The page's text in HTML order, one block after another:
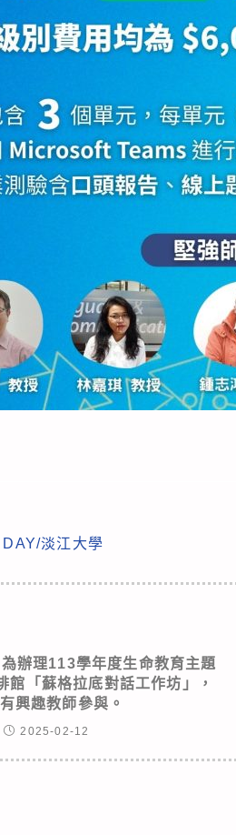
淡江大學
辦理113學年度生命教育主題
館「蘇格拉底對話工作坊」，
興趣教師參與。
2025-02-12